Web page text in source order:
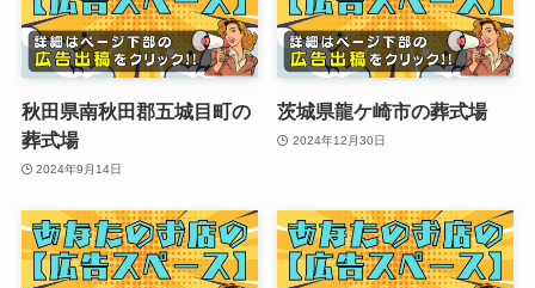
秋田県南秋田郡五城目町の
葬式場
2024年9月14日
茨城県龍ケ崎市の葬式場
2024年12月30日